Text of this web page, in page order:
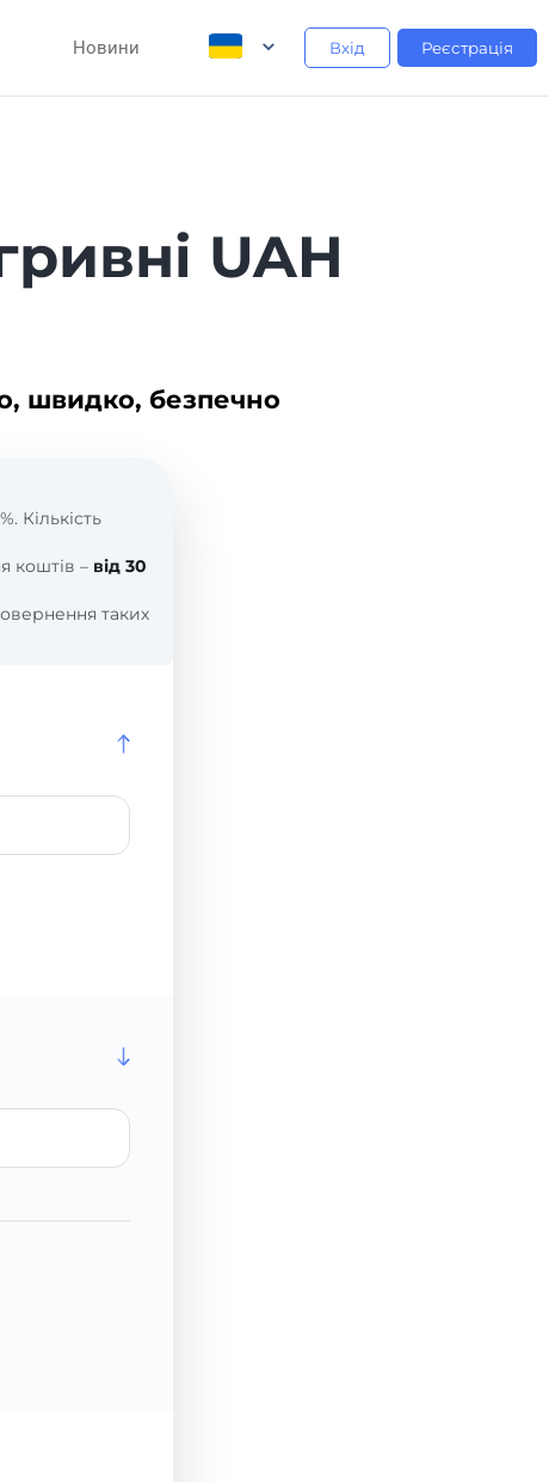
Новини Вхід Реєстрація
UAH
швидко, безпечно
Кількість
коштів – від 30
таких